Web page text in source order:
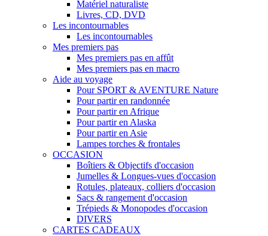
Matériel naturaliste
Livres, CD, DVD
Les incontournables
Les incontournables
Mes premiers pas
Mes premiers pas en affût
Mes premiers pas en macro
Aide au voyage
Pour SPORT & AVENTURE Nature
Pour partir en randonnée
Pour partir en Afrique
Pour partir en Alaska
Pour partir en Asie
Lampes torches & frontales
OCCASION
Boîtiers & Objectifs d'occasion
Jumelles & Longues-vues d'occasion
Rotules, plateaux, colliers d'occasion
Sacs & rangement d'occasion
Trépieds & Monopodes d'occasion
DIVERS
CARTES CADEAUX